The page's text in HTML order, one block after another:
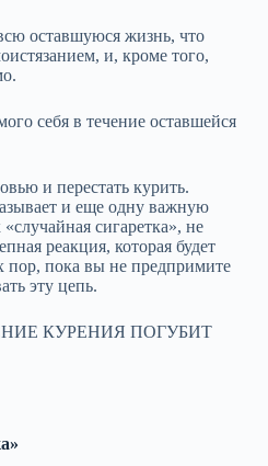
оставшуюся жизнь, что
и, кроме того,
себя в течение оставшейся
и перестать курить.
и еще одну важную
сигаретка», не
реакция, которая будет
пор, пока вы не предпримите
эту цепь.
КУРЕНИЯ ПОГУБИТ